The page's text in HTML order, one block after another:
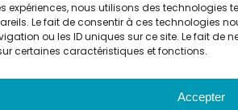
expériences, nous utilisons des
Le fait de consentir à ces technologies
ou les ID uniques sur ce site. Le fait de
certaines caractéristiques et fonctions.
Accepter